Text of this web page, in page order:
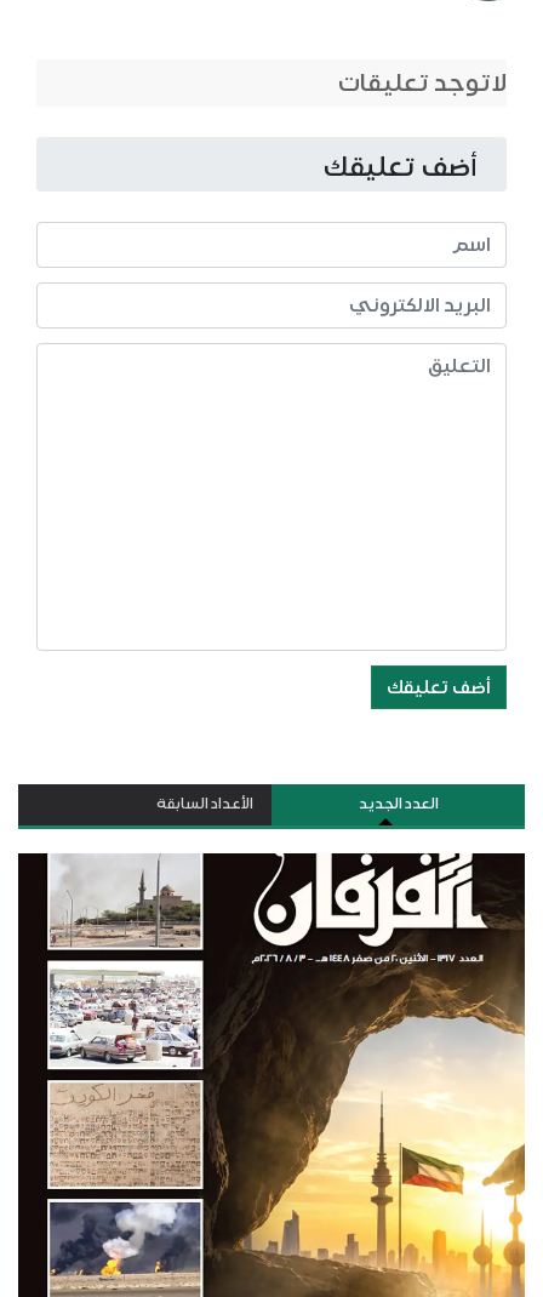
لاتوجد تعليقات
أضف تعليقك
أضف تعليقك
العدد الجديد الأعداد السابقة